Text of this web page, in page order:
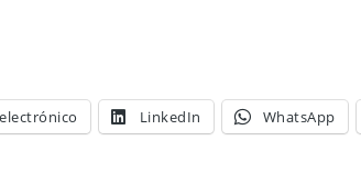
LinkedIn WhatsApp